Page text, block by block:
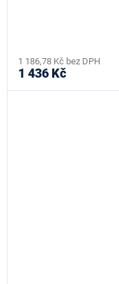
1 186,78 Kč bez DPH
1 436 Kč